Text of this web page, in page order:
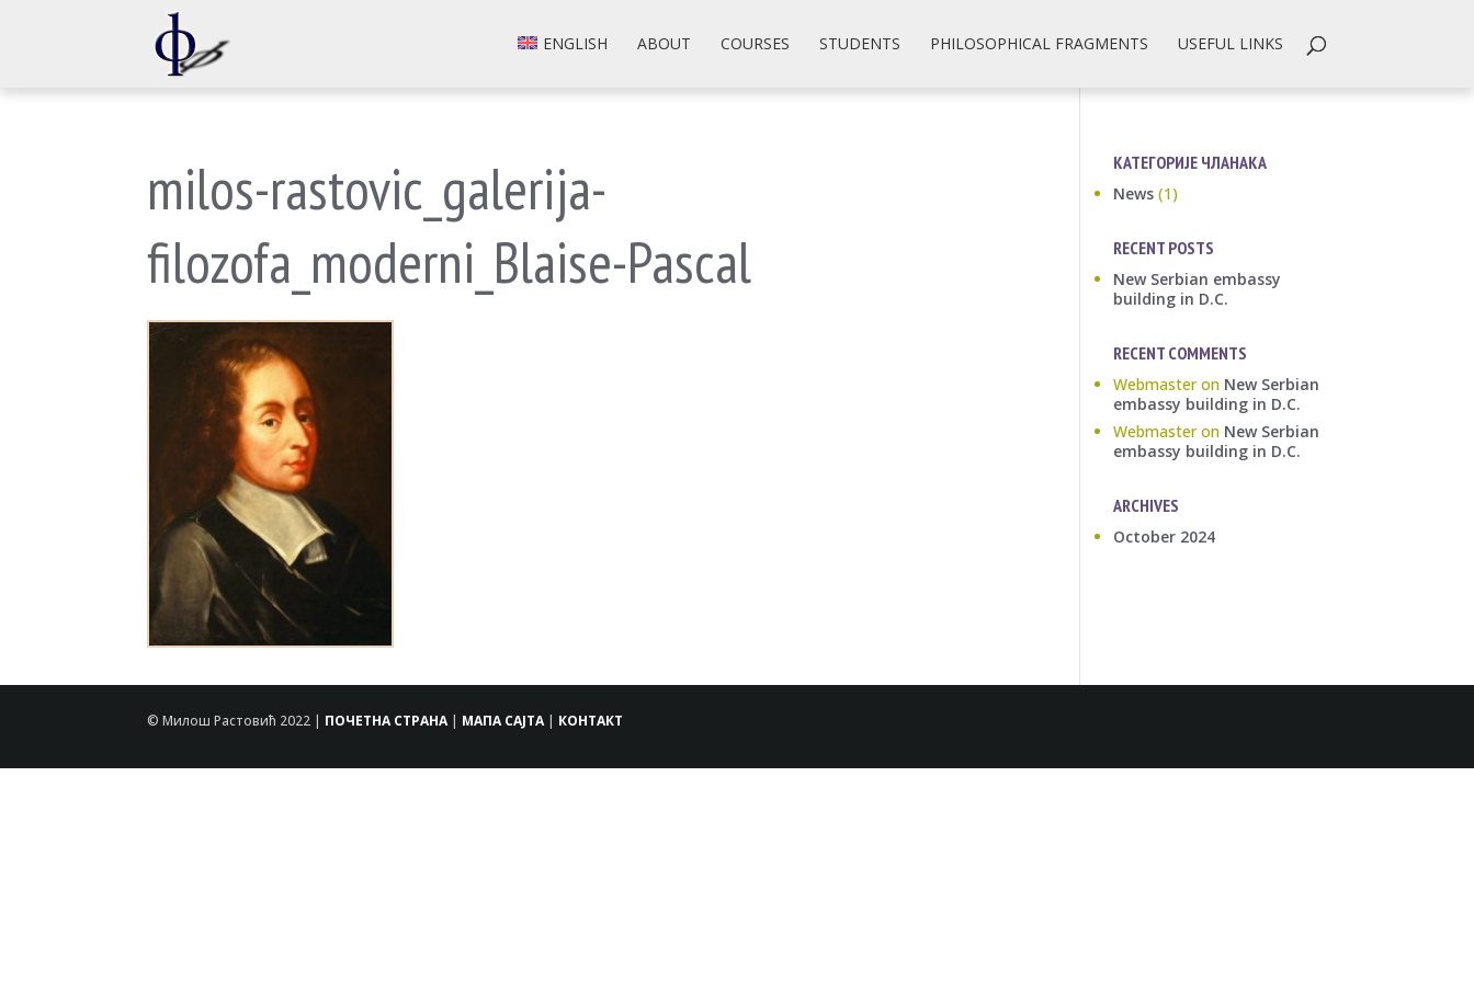
ENGLISH ABOUT COURSES STUDENTS PHILOSOPHICAL FRAGMENTS USEFUL LINKS
milos-rastovic_galerija-
filozofa_moderni_Blaise-Pascal
КАТЕГОРИЈЕ ЧЛАНАКА
News (1)
RECENT POSTS
New Serbian embassy
building in D.C.
RECENT COMMENTS
Webmasteron New Serbian
embassy building in D.C.
Webmasteron New Serbian
embassy building in D.C.
ARCHIVES
October 2024
© Милош Растовић 2022 | ПОЧЕТНА СТРАНА| МАПА САЈТА| КОНТАКТ